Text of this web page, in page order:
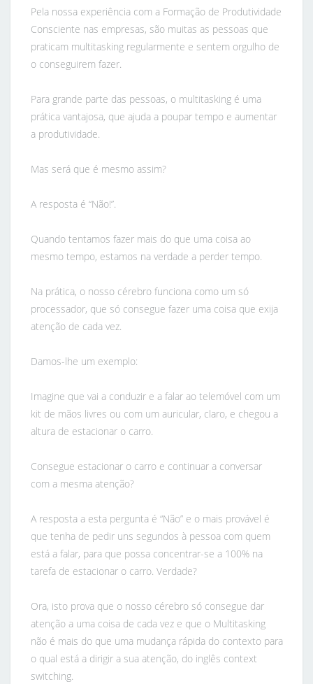
Pela nossa experiência com a Formação de Produtividade
Consciente nas empresas, são muitas as pessoas que
praticam multitasking regularmente e sentem orgulho de
o conseguirem fazer.
Para grande parte das pessoas, o multitasking é uma
prática vantajosa, que ajuda a poupar tempo e aumentar
a produtividade.
Mas será que é mesmo assim?
A resposta é “Não!”.
Quando tentamos fazer mais do que uma coisa ao
mesmo tempo, estamos na verdade a perder tempo.
Na prática, o nosso cérebro funciona como um só
processador, que só consegue fazer uma coisa que exija
atenção de cada vez.
Damos-lhe um exemplo:
Imagine que vai a conduzir e a falar ao telemóvel com um
kit de mãos livres ou com um auricular, claro, e chegou a
altura de estacionar o carro.
Consegue estacionar o carro e continuar a conversar
com a mesma atenção?
A resposta a esta pergunta é “Não” e o mais provável é
que tenha de pedir uns segundos à pessoa com quem
está a falar, para que possa concentrar-se a 100% na
tarefa de estacionar o carro. Verdade?
Ora, isto prova que o nosso cérebro só consegue dar
atenção a uma coisa de cada vez e que o Multitasking
não é mais do que uma mudança rápida do contexto para
o qual está a dirigir a sua atenção, do inglês context
switching.